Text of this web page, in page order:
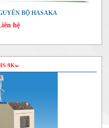
BỘ HASAKA
hệ
9Kw